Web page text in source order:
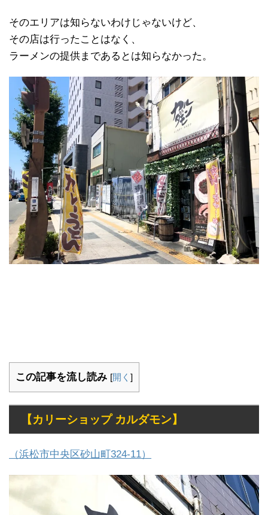
そのエリアは知らないわけじゃないけど、
その店は行ったことはなく、
ラーメンの提供まであるとは知らなかった。
この記事を流し読み [開く ]
【カリーショップ カルダモン】
（浜松市中央区砂山町324-11）